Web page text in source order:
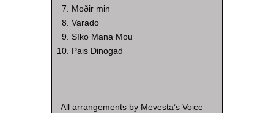
Moðir min
Varado
Sìko Mana Mou
Pais Dinogad
All arrangements by Mevesta’s Voice